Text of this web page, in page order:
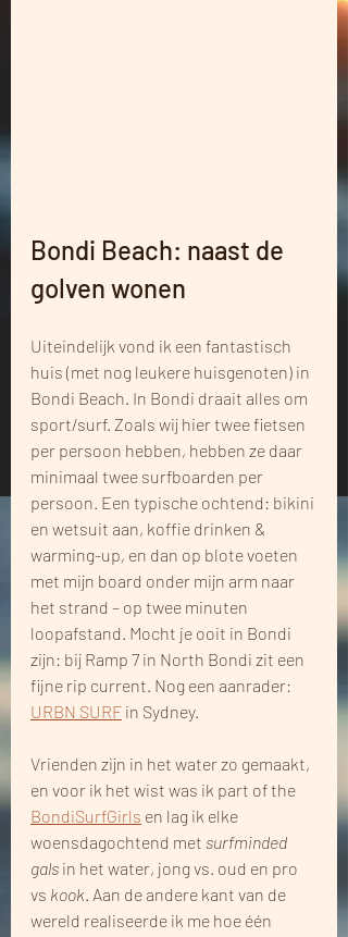
Bondi Beach: naast de
golven wonen
Uiteindelijk vond ik een fantastisch
huis (met nog leukere huisgenoten) in
Bondi Beach. In Bondi draait alles om
sport/surf. Zoals wij hier twee fietsen
per persoon hebben, hebben ze daar
minimaal twee surfboarden per
persoon. Een typische ochtend: bikini
en wetsuit aan, koffie drinken &
warming-up, en dan op blote voeten
met mijn board onder mijn arm naar
het strand – op twee minuten
loopafstand. Mocht je ooit in Bondi
zijn: bij Ramp 7 in North Bondi zit een
fijne rip current. Nog een aanrader:
URBN SURF in Sydney.
Vrienden zijn in het water zo gemaakt,
en voor ik het wist was ik part of the
BondiSurfGirls en lag ik elke
woensdagochtend met surfminded
gals in het water, jong vs. oud en pro
vs kook. Aan de andere kant van de
wereld realiseerde ik me hoe één